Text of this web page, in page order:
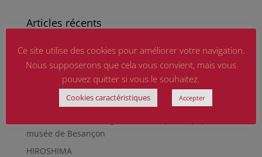
Articles récents
Hommage aux sapeurs-pompiers d’hier et
d’aujourd’hui
Qu’est-ce qu’était le Sentier des Passeurs, durant la
Seconde Guerre mondiale, à Moussey ?
musée de Besançon
HIROSHIMA
Ce site utilise des cookies pour améliorer votre navigation.
Nous supposerons que cela vous convient, mais vous
pouvez quitter si vous le souhaitez.
Cookies caractéristiques Accepter